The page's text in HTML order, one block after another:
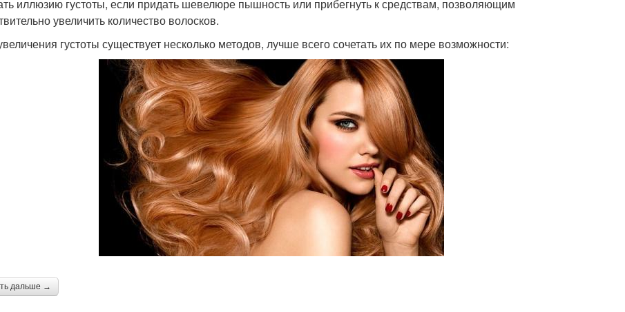
иллюзию густоты, если придать шевелюре пышность или прибегнуть к средствам, позволяющим
увеличить количество волосков.
густоты существует несколько методов, лучше всего сочетать их по мере возможности:
дальше →